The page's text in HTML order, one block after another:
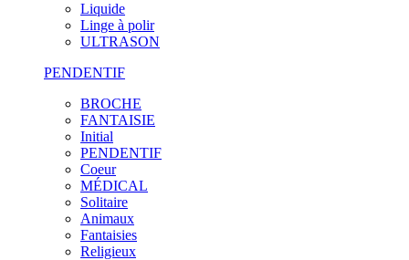
Liquide
Linge à polir
ULTRASON
PENDENTIF
BROCHE
FANTAISIE
Initial
PENDENTIF
Coeur
MÉDICAL
Solitaire
Animaux
Fantaisies
Religieux